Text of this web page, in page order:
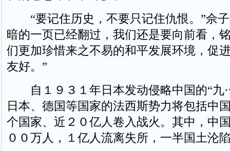
“要记住历史，不要只记住仇恨。”佘子
暗的一页已经翻过，我们还是要向前看，
们更加珍惜来之不易的和平发展环境，促
友好。”
自１９３１年日本发动侵略中国的“九·
日本、德国等国家的法西斯势力将包括中
个国家、近２０亿人卷入战火。其中，中
００万人，１亿人流离失所，一半国土沦